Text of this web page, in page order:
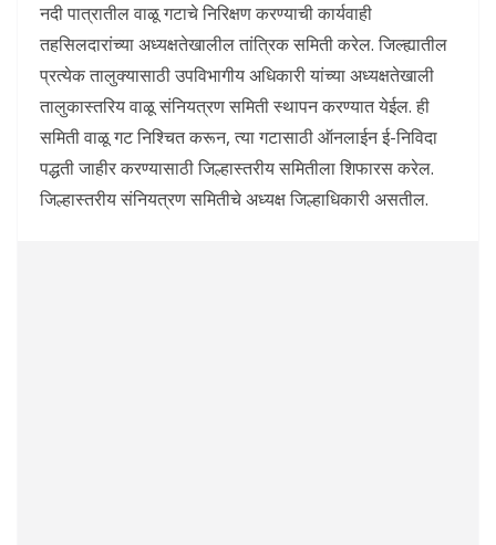
नदी पात्रातील वाळू गटाचे निरिक्षण करण्याची कार्यवाही
तहसिलदारांच्या अध्यक्षतेखालील तांत्रिक समिती करेल. जिल्ह्यातील
प्रत्येक तालुक्यासाठी उपविभागीय अधिकारी यांच्या अध्यक्षतेखाली
तालुकास्तरिय वाळू संनियत्रण समिती स्थापन करण्यात येईल. ही
समिती वाळू गट निश्चित करून, त्या गटासाठी ऑनलाईन ई-निविदा
पद्धती जाहीर करण्यासाठी जिल्हास्तरीय समितीला शिफारस करेल.
जिल्हास्तरीय संनियत्रण समितीचे अध्यक्ष जिल्हाधिकारी असतील.